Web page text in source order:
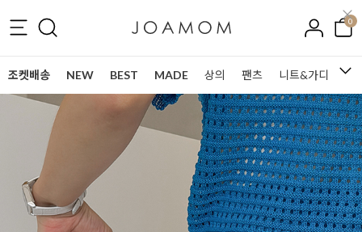
0
조켓배송 NEW BEST MADE 상의 팬츠 니트&가디건